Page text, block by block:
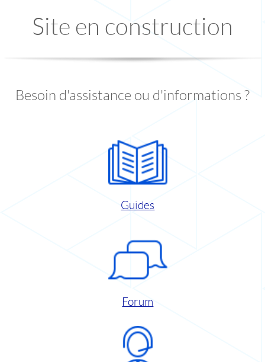
Site en construction
Besoin d'assistance ou d'informations ?
Guides
Forum